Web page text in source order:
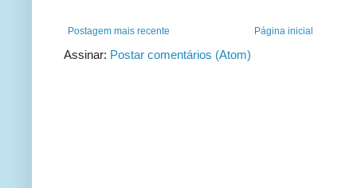
Postagem mais recente Página inicial
Assinar: Postar comentários (Atom)